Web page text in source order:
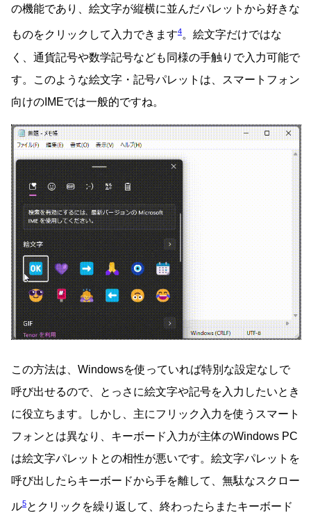
の機能であり、絵文字が縦横に並んだパレットから好きな
ものをクリックして入力できます4。絵文字だけではな
く、通貨記号や数学記号なども同様の手触りで入力可能で
す。このような絵文字・記号パレットは、スマートフォン
向けのIMEでは一般的ですね。
この方法は、Windowsを使っていれば特別な設定なしで
呼び出せるので、とっさに絵文字や記号を入力したいとき
に役立ちます。しかし、主にフリック入力を使うスマート
フォンとは異なり、キーボード入力が主体のWindows PC
は絵文字パレットとの相性が悪いです。絵文字パレットを
呼び出したらキーボードから手を離して、無駄なスクロー
ル5とクリックを繰り返して、終わったらまたキーボード